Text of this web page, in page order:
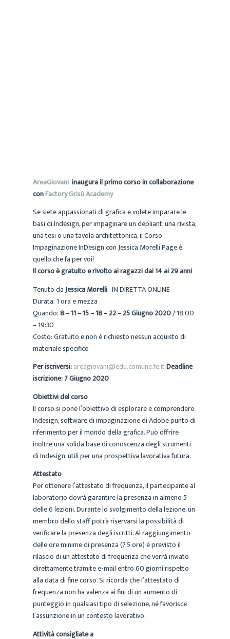
AreaGiovani inaugura il primo corso in collaborazione
conFactory Grisù Academy
Se siete appassionati di grafica e volete imparare le
basi di Indesign, per impaginare un depliant, una rivista,
una tesi o una tavola architettonica, il Corso
Impaginazione InDesign con Jessica Morelli Page è
quello che fa per voi!
Il corso è gratuito e rivolto ai ragazzi dai 14 ai 29 anni
Tenuto daJessica Morelli IN DIRETTA ONLINE
Durata: 1 ora e mezza
Quando:8 – 11 – 15 – 18 – 22 – 25 Giugno 2020/ 18:00
– 19:30
Costo: Gratuito e non è richiesto nessun acquisto di
materiale specifico
Per iscriversi:areagiovani@edu.comune.fe.itDeadline
iscrizione: 7 Giugno 2020
Obiettivi del corso
Il corso si pone l’obiettivo di esplorare e comprendere
Indesign, software di impaginazione di Adobe punto di
riferimento per il mondo della grafica. Può offrire
inoltre una solida base di conoscenza degli strumenti
di Indesign, utili per una prospettiva lavorativa futura.
Attestato
Per ottenere l’attestato di frequenza, il partecipante al
laboratorio dovrà garantire la presenza in almeno 5
delle 6 lezioni. Durante lo svolgimento della lezione, un
membro dello staff potrà riservarsi la possibilità di
verificare la presenza degli iscritti. Al raggiungimento
delle ore minime di presenza (7,5 ore) è previsto il
rilascio di un attestato di frequenza che verrà inviato
direttamente tramite e-mail entro 60 giorni rispetto
alla data di fine corso. Si ricorda che l’attestato di
frequenza non ha valenza ai fini di un aumento di
punteggio in qualsiasi tipo di selezione, né favorisce
l’assunzione in un contesto lavorativo.
Attività consigliate a